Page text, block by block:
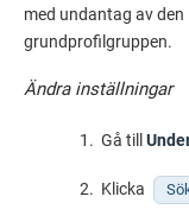
med undantag av
grundprofilgruppen.
Ändra inställningar
Gå till
Klicka